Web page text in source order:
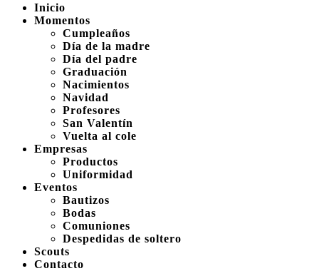
Inicio
Momentos
Cumpleaños
Día de la madre
Día del padre
Graduación
Nacimientos
Navidad
Profesores
San Valentín
Vuelta al cole
Empresas
Productos
Uniformidad
Eventos
Bautizos
Bodas
Comuniones
Despedidas de soltero
Scouts
Contacto